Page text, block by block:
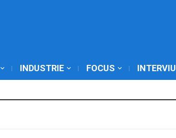
INDUSTRIE FOCUS INTERVIU